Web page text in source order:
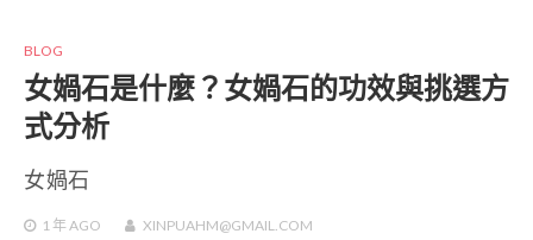
BLOG
女媧石是什麼？女媧石的功效與挑選方
式分析
女媧石
1 年 AGO XINPUAHM@GMAIL.COM